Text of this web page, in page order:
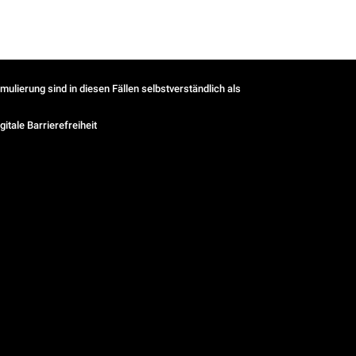
sind in diesen Fällen selbstverständlich als
Barrierefreiheit